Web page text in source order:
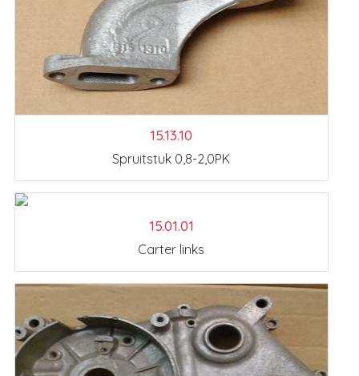
15.13.10
Spruitstuk 0,8-2,0PK
15.01.01
Carter links